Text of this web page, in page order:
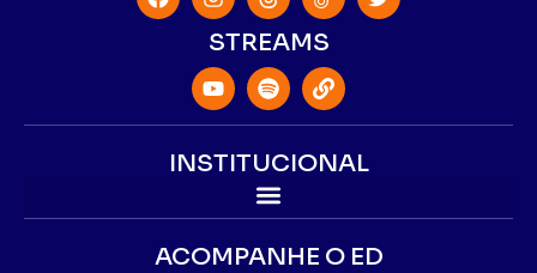
STREAMS
INSTITUCIONAL
ACOMPANHE O ED